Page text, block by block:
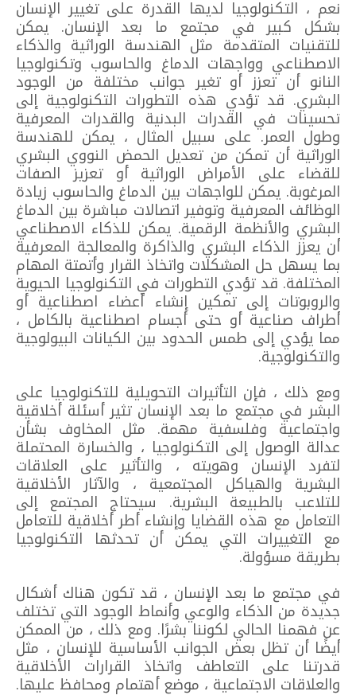
نعم ، التكنولوجيا لديها القدرة على تغيير الإنسان
بشكل كبير في مجتمع ما بعد الإنسان. يمكن
للتقنيات المتقدمة مثل الهندسة الوراثية والذكاء
الاصطناعي وواجهات الدماغ والحاسوب وتكنولوجيا
النانو أن تعزز أو تغير جوانب مختلفة من الوجود
البشري. قد تؤدي هذه التطورات التكنولوجية إلى
تحسينات في القدرات البدنية والقدرات المعرفية
وطول العمر. على سبيل المثال ، يمكن للهندسة
الوراثية أن تمكن من تعديل الحمض النووي البشري
للقضاء على الأمراض الوراثية أو تعزيز الصفات
المرغوبة. يمكن للواجهات بين الدماغ والحاسوب زيادة
الوظائف المعرفية وتوفير اتصالات مباشرة بين الدماغ
البشري والأنظمة الرقمية. يمكن للذكاء الاصطناعي
أن يعزز الذكاء البشري والذاكرة والمعالجة المعرفية
بما يسهل حل المشكلات واتخاذ القرار وأتمتة المهام
المختلفة. قد تؤدي التطورات في التكنولوجيا الحيوية
والروبوتات إلى تمكين إنشاء أعضاء اصطناعية أو
أطراف صناعية أو حتى أجسام اصطناعية بالكامل ،
مما يؤدي إلى طمس الحدود بين الكيانات البيولوجية
والتكنولوجية.
ومع ذلك ، فإن التأثيرات التحويلية للتكنولوجيا على
البشر في مجتمع ما بعد الإنسان تثير أسئلة أخلاقية
واجتماعية وفلسفية مهمة. مثل المخاوف بشأن
عدالة الوصول إلى التكنولوجيا ، والخسارة المحتملة
لتفرد الإنسان وهويته ، والتأثير على العلاقات
البشرية والهياكل المجتمعية ، والآثار الأخلاقية
للتلاعب بالطبيعة البشرية. سيحتاج المجتمع إلى
التعامل مع هذه القضايا وإنشاء أطر أخلاقية للتعامل
مع التغييرات التي يمكن أن تحدثها التكنولوجيا
بطريقة مسؤولة.
في مجتمع ما بعد الإنسان ، قد تكون هناك أشكال
جديدة من الذكاء والوعي وأنماط الوجود التي تختلف
عن فهمنا الحالي لكوننا بشرًا. ومع ذلك ، من الممكن
أيضًا أن تظل بعض الجوانب الأساسية للإنسان ، مثل
قدرتنا على التعاطف واتخاذ القرارات الأخلاقية
والعلاقات الاجتماعية ، موضع أهتمام ومحافظ عليها.